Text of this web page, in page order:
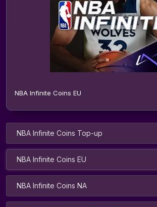
NBA Infinite Coins EU
NBA Infinite Coins Top-up
NBA Infinite Coins EU
NBA Infinite Coins NA